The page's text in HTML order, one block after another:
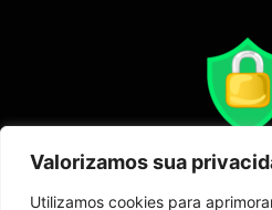
Valorizamos sua
Utilizamos cookies para